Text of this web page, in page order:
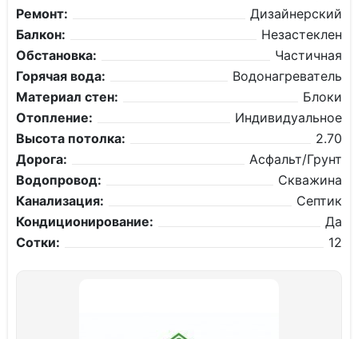
Ремонт:
Дизайнерский
Балкон:
Незастеклен
Обстановка:
Частичная
Горячая вода:
Водонагреватель
Материал стен:
Блоки
Отопление:
Индивидуальное
Высота потолка:
2.70
Дорога:
Асфальт/Грунт
Водопровод:
Скважина
Канализация:
Септик
Кондиционирование:
Да
Сотки:
12